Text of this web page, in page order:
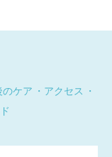
のケア
アクセス